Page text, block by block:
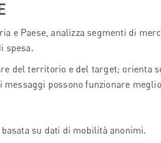
e Paese, analizza segmenti di
spesa.
del territorio e del target; orienta
possono funzionare
su dati di mobilità anonimi.